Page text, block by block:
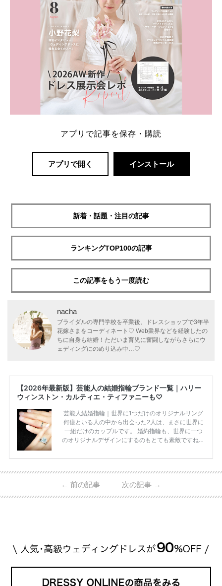
アプリで記事を保存・購読
アプリで開く インストール
新着・話題・注目の記事
ランキングTOP100の記事
この記事をもう一度読む
nacha
ブライダルの専門学校を卒業後、ドレスショップで3年半
花嫁さまをコーディネート♡ Web業界などを経験したの
ちに自身も結婚！ただいま育児に奮闘しながらさらにウ
ェディングにのめり込み中…♡
【2026年最新版】芸能人の結婚指輪ブランド一覧｜ハリー
ウィンストン・カルティエ・ティファニーも♡
芸能人結婚指輪｜世界に1つだけのオリジナルリング
何億といる人の中から出会った2人は、まさに世界に
一組だけのカップルです。 婚約指輪も、世界に一つ
のオリジナルデザインにするのもとても素敵ですね♡
のを形にするのも想い出になります。 上戸彩さん・H
HPより引用 2011年9月に結婚した女優の上戸彩さん
とEXILEのHIROさん。 上戸さんに贈った婚約指輪
← 前の記事 次の記事 →